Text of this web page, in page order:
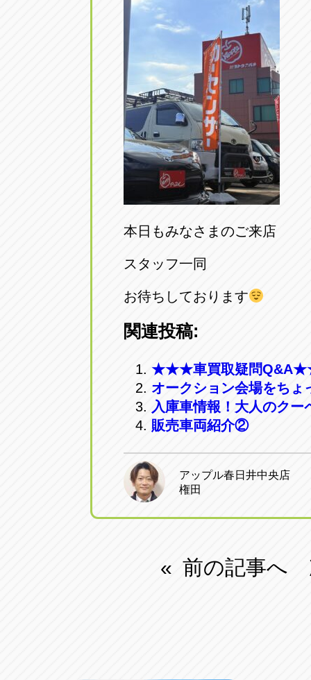
本日もみなさまのご来店
スタッフ一同
お待ちしております
関連投稿:
★★★車買取疑問
オークション会場をちょ
入庫車情報！大人のクー
販売車両紹介②
アップル春日井中央店
権田
« 前の記事へ